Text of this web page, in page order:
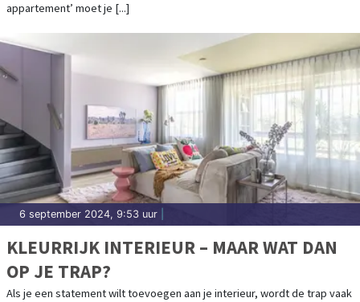
appartement’ moet je [...]
6 september 2024, 9:53 uur
KLEURRIJK INTERIEUR – MAAR WAT DAN
OP JE TRAP?
Als je een statement wilt toevoegen aan je interieur, wordt de trap vaak